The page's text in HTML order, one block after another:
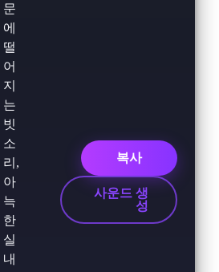
문
에
떨
어
지
는
빗
소
리,
아
늑
한
실
내
복사
사운드 생
성